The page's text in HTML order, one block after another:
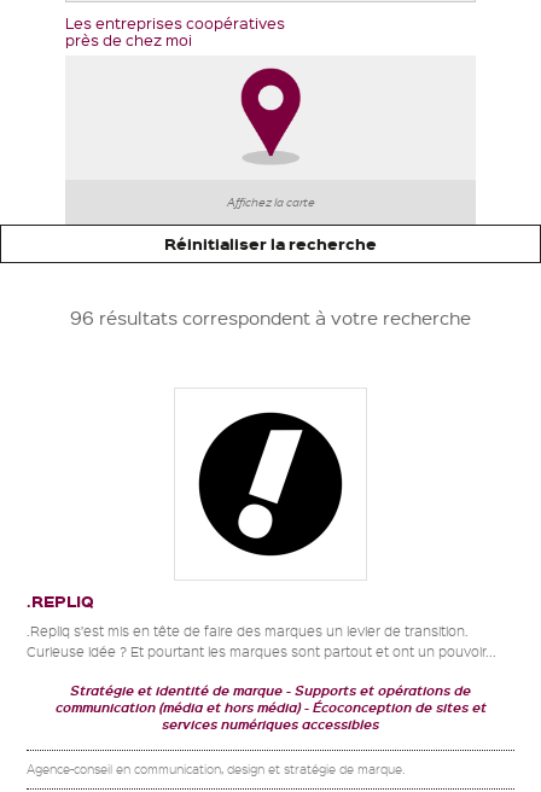
Les entreprises coopératives
près de chez moi
Affichez la carte
Réinitialiser la recherche
96 résultats correspondent à votre recherche
.REPLIQ
.Repliq s’est mis en tête de faire des marques un levier de transition.
Curieuse idée ? Et pourtant les marques sont partout et ont un pouvoir...
Stratégie et identité de marque
Supports et opérations de
communication (média et hors média)
Écoconception de sites et
services numériques accessibles
Agence-conseil en communication, design et stratégie de marque.